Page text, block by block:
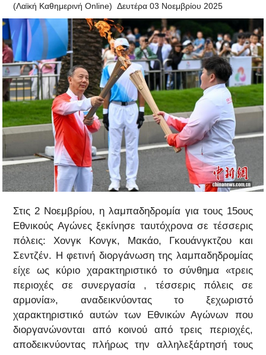
(Λαϊκή Καθημερινή Online) Δευτέρα 03 Νοεμβρίου 2025
Στις 2 Νοεμβρίου, η λαμπαδηδρομία για τους 15ους
Εθνικούς Αγώνες ξεκίνησε ταυτόχρονα σε τέσσερις
πόλεις: Χονγκ Κονγκ, Μακάο, Γκουάνγκτζου και
Σεντζέν. Η φετινή διοργάνωση της λαμπαδηδρομίας
είχε ως κύριο χαρακτηριστικό το σύνθημα «τρεις
περιοχές σε συνεργασία , τέσσερις πόλεις σε
αρμονία», αναδεικνύοντας το ξεχωριστό
χαρακτηριστικό αυτών των Εθνικών Αγώνων που
διοργανώνονται από κοινού από τρεις περιοχές,
αποδεικνύοντας πλήρως την αλληλεξάρτησή τους